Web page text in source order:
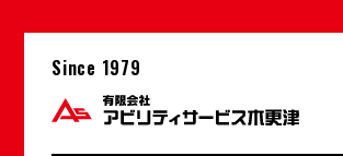
Since 1979